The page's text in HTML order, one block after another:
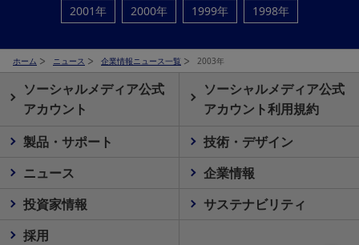
2001年
2000年 1999年 1998年
ホーム ニュース 企業情報ニュース一覧 2003年
ソーシャルメディア公式
アカウント
ソーシャルメディア公式
アカウント利用規約
製品・サポート
技術・デザイン
ニュース
企業情報
投資家情報
サステナビリティ
採用